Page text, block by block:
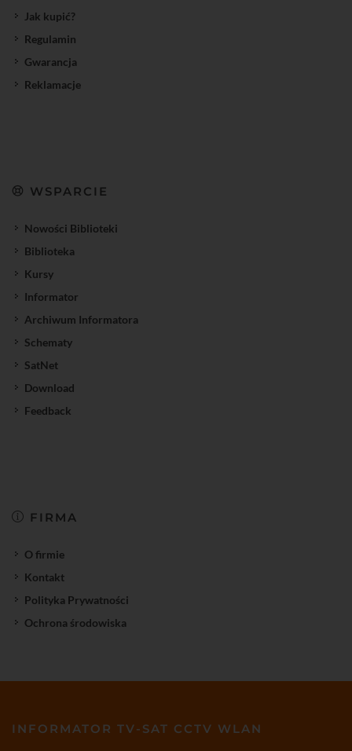
Jak kupić?
Regulamin
Gwarancja
Reklamacje
WSPARCIE
Nowości Biblioteki
Biblioteka
Kursy
Informator
Archiwum Informatora
Schematy
SatNet
Download
Feedback
FIRMA
O firmie
Kontakt
Polityka Prywatności
Ochrona środowiska
INFORMATOR TV-SAT CCTV WLAN